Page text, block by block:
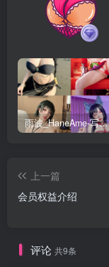
雨波_HaneAme-写真套图合集【持续更新中】
上一篇
会员权益介绍
评论 共9条